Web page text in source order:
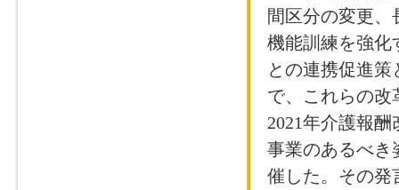
間区分の変更、
機能訓練を強化
との連携促進
で、これらの改
2021年介護報
事業のあるべき
催した。その発